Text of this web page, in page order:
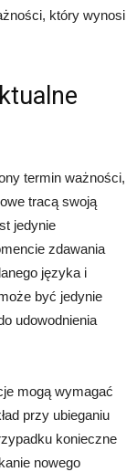
który wynosi
termin ważności,
tracą swoją
jedynie
zdawania
języka i
być jedynie
udowodnienia
mogą wymagać
przy ubieganiu
konieczne
nowego